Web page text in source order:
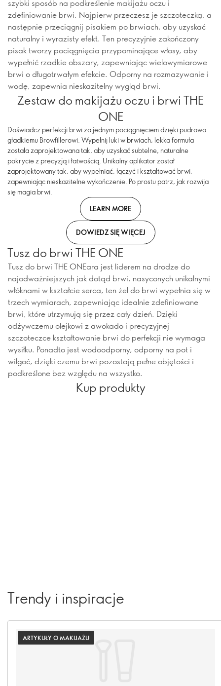
szybki sposób na podkreślenie makijażu oczu i
zdefiniowanie brwi. Najpierw przeczesz je szczoteczką, a
następnie przeciągnij pisakiem po brwiach, aby uzyskać
naturalny i wyrazisty efekt. Ten precyzyjnie zakończony
pisak tworzy pociągnięcia przypominające włosy, aby
wypełnić rzadkie obszary, zapewniając wielowymiarowe
brwi o długotrwałym efekcie. Odporny na rozmazywanie i
wodę, zapewnia nieskazitelny wygląd brwi.
Zestaw do makijażu oczu i brwi THE
ONE
Doświadcz perfekcji brwi za jednym pociągnięciem dzięki pudrowo
gładkiemu Browfillerowi. Wypełnij luki w brwiach, lekka formuła
została zaprojektowana tak, aby uzyskać subtelne, naturalne
pokrycie z precyzją i łatwością. Unikalny aplikator został
zaprojektowany tak, aby wypełniać, łączyć i kształtować brwi,
zapewniając nieskazitelne wykończenie. Po prostu patrz, jak rozwija
się magia brwi.
LEARN MORE
DOWIEDZ SIĘ WIĘCEJ
Tusz do brwi THE ONE
Tusz do brwi THE ONEara jest liderem na drodze do
najodważniejszych jak dotąd brwi, nasyconych unikalnymi
włóknami w kształcie serca, ten żel do brwi wypełnia się w
trzech wymiarach, zapewniając idealnie zdefiniowane
brwi, które utrzymują się przez cały dzień. Dzięki
odżywczemu olejkowi z awokado i precyzyjnej
szczoteczce kształtowanie brwi do perfekcji nie wymaga
wysiłku. Ponadto jest wodoodporny, odporny na pot i
wilgoć, dzięki czemu brwi pozostają pełne objętości i
podkreślone bez względu na wszystko.
Kup produkty
Trendy i inspiracje
ARTYKUŁY O MAKIJAŻU